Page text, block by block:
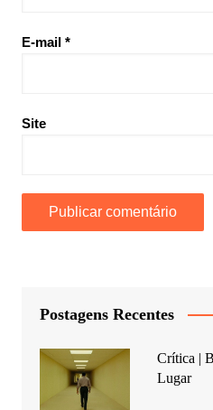
E-mail *
Site
Postagens Recentes
Crítica |
Lugar